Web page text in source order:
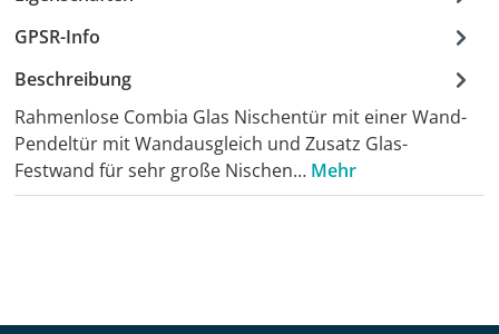
GPSR-Info
Beschreibung
Rahmenlose Combia Glas Nischentür mit einer Wand-
Pendeltür mit Wandausgleich und Zusatz Glas-
Festwand für sehr große Nischen… Mehr